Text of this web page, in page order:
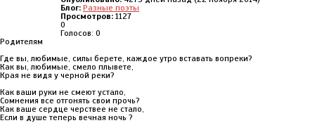
Блог: Разные поэты
Просмотров: 1127
0
Голосов: 0
Родителям
Где вы, любимые, силы берете, каждое утро вставать вопреки?
Как вы, любимые, смело плывете,
Края не видя у черной реки?
Как ваши руки не смеют устало,
Сомнения все отгонять свои прочь?
Как ваше сердце черствее не стало,
Если в душе теперь вечная ночь ?